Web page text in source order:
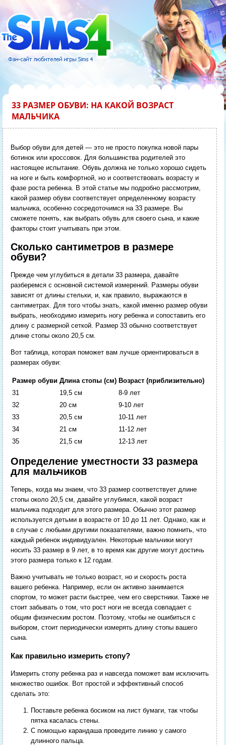
33 РАЗМЕР ОБУВИ: НА КАКОЙ ВОЗРАСТ
МАЛЬЧИКА
Выбор обуви для детей — это не просто покупка новой пары
ботинок или кроссовок. Для большинства родителей это
настоящее испытание. Обувь должна не только хорошо сидеть
на ноге и быть комфортной, но и соответствовать возрасту и
фазе роста ребенка. В этой статье мы подробно рассмотрим,
какой размер обуви соответствует определенному возрасту
мальчика, особенно сосредоточимся на 33 размере. Вы
сможете понять, как выбрать обувь для своего сына, и какие
факторы стоит учитывать при этом.
Сколько сантиметров в размере
обуви?
Прежде чем углубиться в детали 33 размера, давайте
разберемся с основной системой измерений. Размеры обуви
зависят от длины стельки, и, как правило, выражаются в
сантиметрах. Для того чтобы знать, какой именно размер обуви
выбрать, необходимо измерить ногу ребенка и сопоставить его
длину с размерной сеткой. Размер 33 обычно соответствует
длине стопы около 20,5 см.
Вот таблица, которая поможет вам лучше ориентироваться в
размерах обуви:
Размер обуви Длина стопы (см) Возраст (приблизительно)
31
19,5 см
8-9 лет
32
20 см
9-10 лет
33
20,5 см
10-11 лет
34
21 см
11-12 лет
35
21,5 см 12-13 лет
Определение уместности 33 размера
для мальчиков
Теперь, когда мы знаем, что 33 размер соответствует длине
стопы около 20,5 см, давайте углубимся, какой возраст
мальчика подходит для этого размера. Обычно этот размер
используется детьми в возрасте от 10 до 11 лет. Однако, как и
в случае с любыми другими показателями, важно помнить, что
каждый ребенок индивидуален. Некоторые мальчики могут
носить 33 размер в 9 лет, в то время как другие могут достичь
этого размера только к 12 годам.
Важно учитывать не только возраст, но и скорость роста
вашего ребенка. Например, если он активно занимается
спортом, то может расти быстрее, чем его сверстники. Также не
стоит забывать о том, что рост ноги не всегда совпадает с
общим физическим ростом. Поэтому, чтобы не ошибиться с
выбором, стоит периодически измерять длину стопы вашего
сына.
Как правильно измерить стопу?
Измерить стопу ребенка раз и навсегда поможет вам исключить
множество ошибок. Вот простой и эффективный способ
сделать это:
Поставьте ребенка босиком на лист бумаги, так чтобы
пятка касалась стены.
С помощью карандаша проведите линию у самого
длинного пальца.